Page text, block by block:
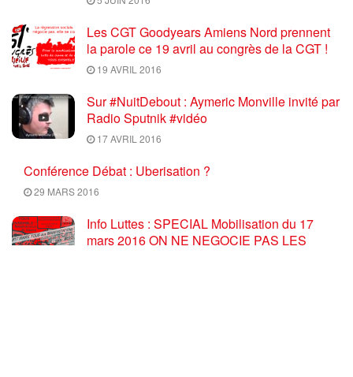
Les CGT Goodyears Amiens Nord prennent
la parole ce 19 avril au congrès de la CGT !
19 AVRIL 2016
Sur #NuitDebout : Aymeric Monville invité par
Radio Sputnik #vidéo
17 AVRIL 2016
Conférence Débat : Uberisation ?
29 MARS 2016
Info Luttes : SPECIAL Mobilisation du 17
mars 2016 ON NE NEGOCIE PAS LES